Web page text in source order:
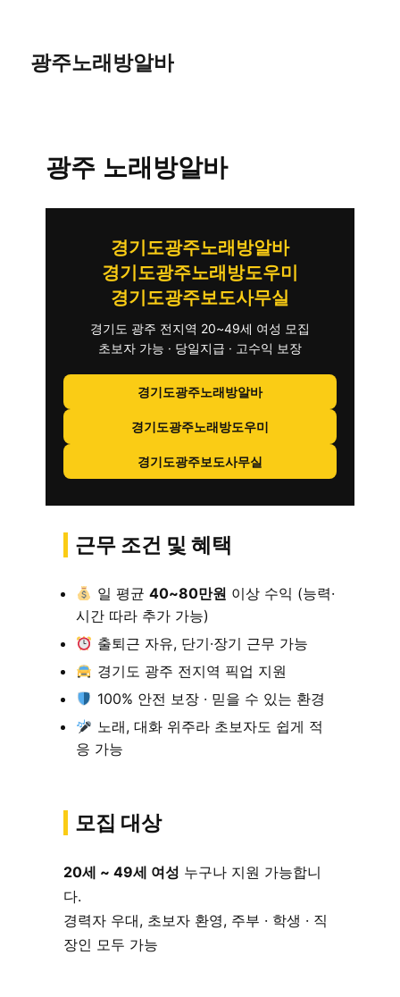
광주노래방알바
광주 노래방알바
경기도광주노래방알바
경기도광주노래방도우미
경기도광주보도사무실
경기도 광주 전지역 20~49세 여성 모집
초보자 가능 · 당일지급 · 고수익 보장
경기도광주노래방알바
경기도광주노래방도우미
경기도광주보도사무실
근무 조건 및 혜택
일 평균 40~80만원 이상 수익 (능력·
시간 따라 추가 가능)
출퇴근 자유, 단기·장기 근무 가능
경기도 광주 전지역 픽업 지원
100% 안전 보장 · 믿을 수 있는 환경
노래, 대화 위주라 초보자도 쉽게 적
응 가능
모집 대상
20세 ~ 49세 여성 누구나 지원 가능합니
다.
경력자 우대, 초보자 환영, 주부 · 학생 · 직
장인 모두 가능